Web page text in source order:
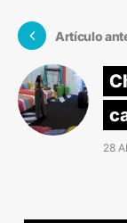
Artículo
28